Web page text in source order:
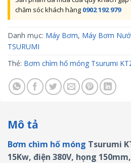
chăm sóc khách hàng 0902 192 979
Danh mục: Máy Bơm, Máy Bơm
TSURUMI
Thẻ: Bơm chìm hố móng Tsurumi
Mô tả
Bơm chìm hố móng Tsurumi
15Kw, điện 380V, họng